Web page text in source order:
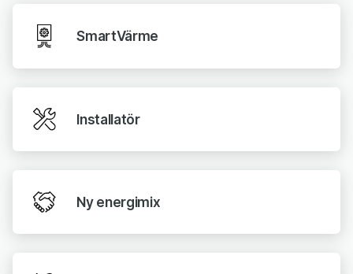
SmartVärme
Installatör
Ny energimix